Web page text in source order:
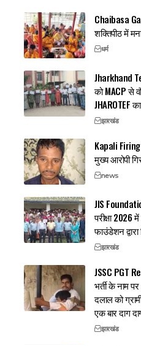
Chaibasa
शक्तिपीठ में
धर्म
Jharkhand
को MACP से
JHAROTEF का
झारखंड
Kapali Firing
मुख्य आरोपी
news
JIS
परीक्षा 2026
फाउंडेशन द्वारा
झारखंड
JSSC PGT
भर्ती के नाम
दलाल को
एक बार दाग
झारखंड